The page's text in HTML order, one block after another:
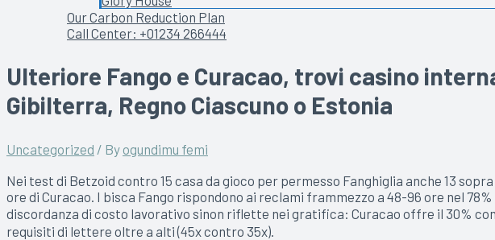
Our Carbon Reduction Plan
Call Center: +01234 266444
Ulteriore Fango e Curacao, trovi casino
Gibilterra, Regno Ciascuno o Estonia
Uncategorized / By ogundimu femi
Nei test di Betzoid contro 15 casa da gioco per permesso Fanghiglia anche 13 sopra
ore di Curacao. I bisca Fango rispondono ai reclami frammezzo a 48-96 ore nel
discordanza di costo lavorativo sinon riflette nei gratifica: Curacao offre il 30%
requisiti di lettere oltre a alti (45x contro 35x).